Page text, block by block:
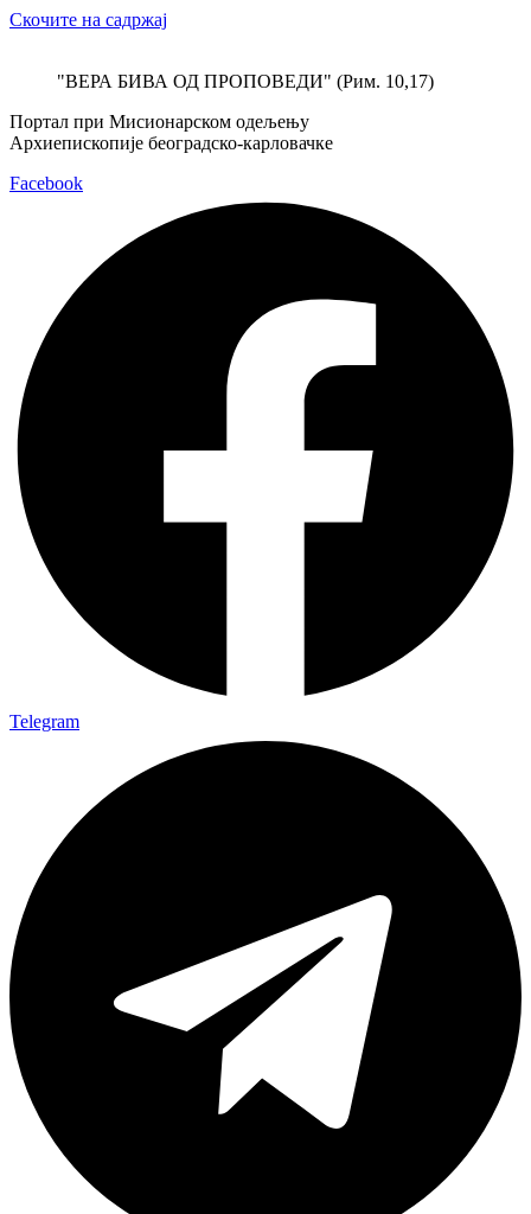
Скочите на садржај
"ВЕРА БИВА ОД ПРОПОВЕДИ" (Рим. 10,17)
Портал при Мисионарском одељењу
Архиепископије београдско-карловачке
Facebook
Telegram